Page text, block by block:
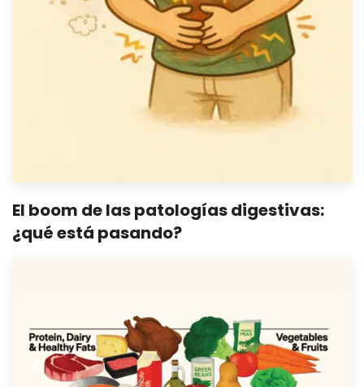
El boom de las patologías digestivas:
¿qué está pasando?